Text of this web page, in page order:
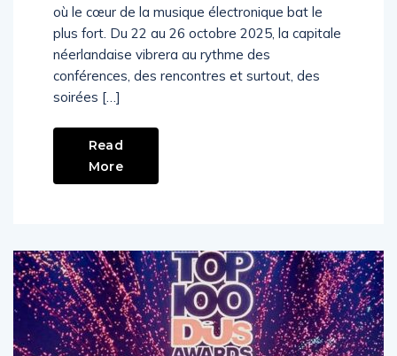
où le cœur de la musique électronique bat le
plus fort. Du 22 au 26 octobre 2025, la capitale
néerlandaise vibrera au rythme des
conférences, des rencontres et surtout, des
soirées […]
Read
More